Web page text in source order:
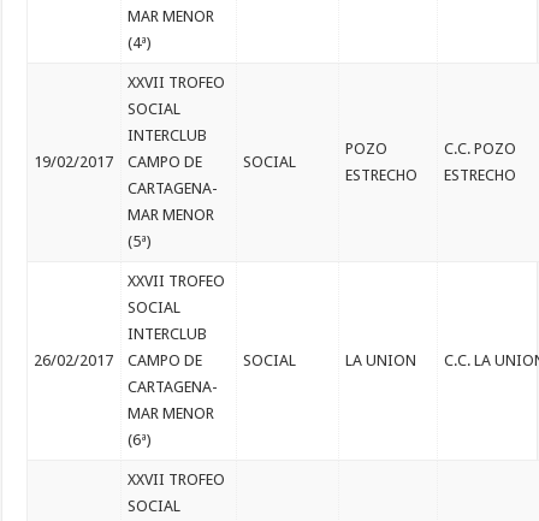
MAR MENOR
(4ª)
19/02/2017
XXVII TROFEO
SOCIAL
INTERCLUB
CAMPO DE
CARTAGENA-
MAR MENOR
(5ª)
SOCIAL
POZO
ESTRECHO
C.C. POZO
ESTRECHO
26/02/2017
XXVII TROFEO
SOCIAL
INTERCLUB
CAMPO DE
CARTAGENA-
MAR MENOR
(6ª)
SOCIAL LA UNION C.C. LA
XXVII TROFEO
SOCIAL